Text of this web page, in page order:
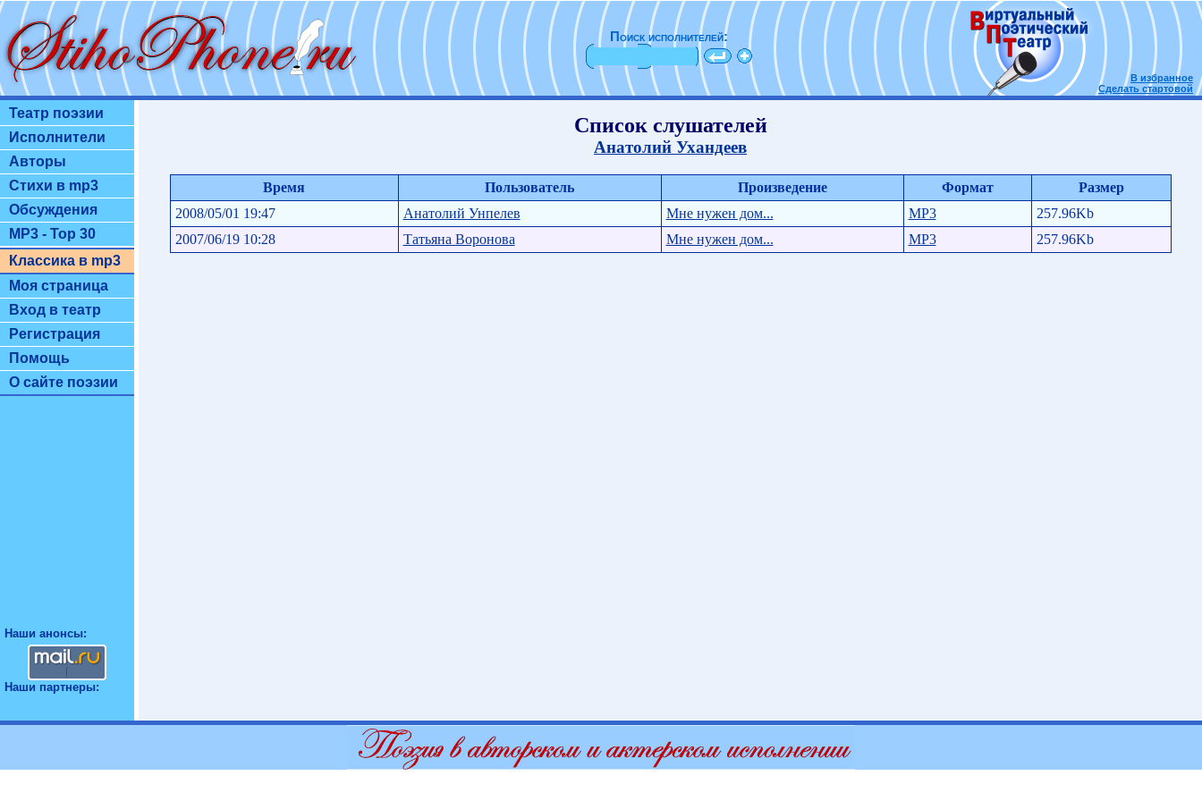
Поиск исполнителей:
В избранное
Сделать стартовой
Театр поэзии
Исполнители
Авторы
Стихи в mp3
Обсуждения
MP3 - Top 30
Классика в mp3
Моя страница
Вход в театр
Регистрация
Помощь
О сайте поэзии
Наши анонсы:
Наши партнеры:
Список слушателей
Анатолий Ухандеев
Время Пользователь Произведение Формат
Размер
2008/05/01 19:47
Анатолий Унпелев Мне нужен дом... MP3
257.96Kb
2007/06/19 10:28
Татьяна Воронова Мне нужен дом... MP3 257.96Kb